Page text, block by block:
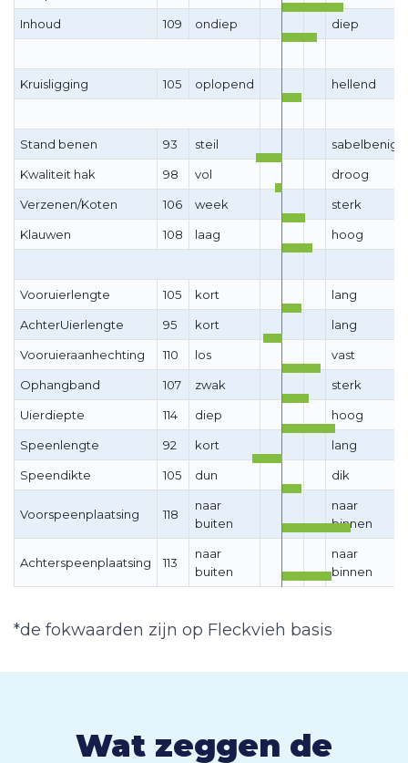
Inhoud 109 ondiep diep
Kruisligging 105 oplopend hellend
Stand benen 93 steil sabelbenig
Kwaliteit hak 98 vol droog
Verzenen/Koten 106 week sterk
Klauwen 108 laag hoog
Vooruierlengte 105 kort lang
AchterUierlengte 95 kort lang
Vooruieraanhechting 110 los vast
Ophangband 107 zwak sterk
Uierdiepte 114 diep hoog
Speenlengte 92 kort lang
Speendikte 105 dun dik
Voorspeenplaatsing 118
naar
buiten
naar
binnen
Achterspeenplaatsing 113
naar
buiten
naar
binnen
*de fokwaarden zijn op Fleckvieh basis
Wat zeggen de